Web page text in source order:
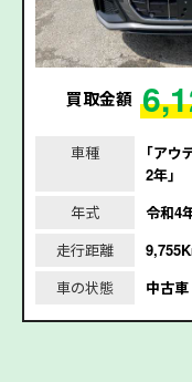
買取金額
車種
｢アウ
2年｣
年式
令和4
走行距離
車の状態
中古車